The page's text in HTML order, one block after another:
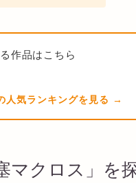
作品はこちら
人気ランキングを見る
マクロス」を